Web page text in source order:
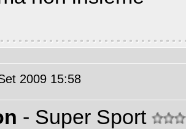
2009 15:58
- Super Sport